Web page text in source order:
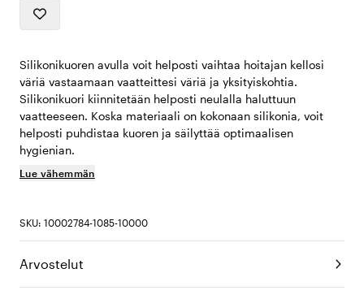
Silikonikuoren avulla voit helposti vaihtaa hoitajan kellosi
väriä vastaamaan vaatteittesi väriä ja yksityiskohtia.
Silikonikuori kiinnitetään helposti neulalla haluttuun
vaatteeseen. Koska materiaali on kokonaan silikonia, voit
helposti puhdistaa kuoren ja säilyttää optimaalisen
hygienian.
Lue vähemmän
SKU: 10002784-1085-10000
Arvostelut